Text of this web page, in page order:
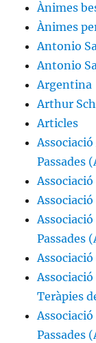
Ànimes
Ànimes
Antonio
Antonio
Argentina
Arthur
Articles
Passades
Passades
Teràpies
Passades